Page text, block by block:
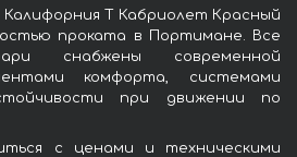
Т Кабриолет Красный
проката в Портимане. Все
снабжены современной
комфорта, системами
при движении по
с ценами и техническими